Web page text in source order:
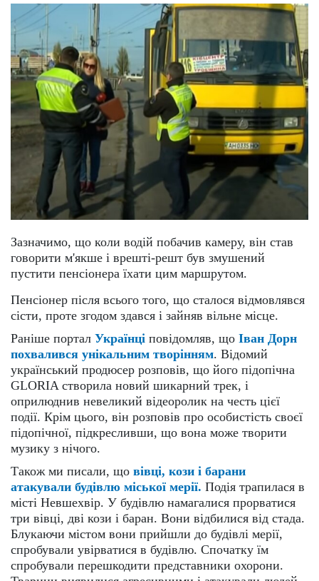
Зазначимо, що коли водій побачив камеру, він став
говорити м'якше і врешті-решт був змушений
пустити пенсіонера їхати цим маршрутом.
Пенсіонер після всього того, що сталося відмовлявся
сісти, проте згодом здався і зайняв вільне місце.
Раніше портал Українці повідомляв, що Іван Дорн
похвалився унікальним творінням. Відомий
український продюсер розповів, що його підопічна
GLORIA створила новий шикарний трек, і
оприлюднив невеликий відеоролик на честь цієї
події. Крім цього, він розповів про особистість своєї
підопічної, підкресливши, що вона може творити
музику з нічого.
Також ми писали, що вівці, кози і барани
атакували будівлю міської мерії. Подія трапилася в
місті Невшехвір. У будівлю намагалися прорватися
три вівці, дві кози і баран. Вони відбилися від стада.
Блукаючи містом вони прийшли до будівлі мерії,
спробували увірватися в будівлю. Спочатку їм
спробували перешкодити представники охорони.